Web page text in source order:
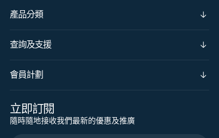
產品分類
查詢及支援
會員計劃
立即訂閱
隨時隨地接收我們最新的優惠及推廣